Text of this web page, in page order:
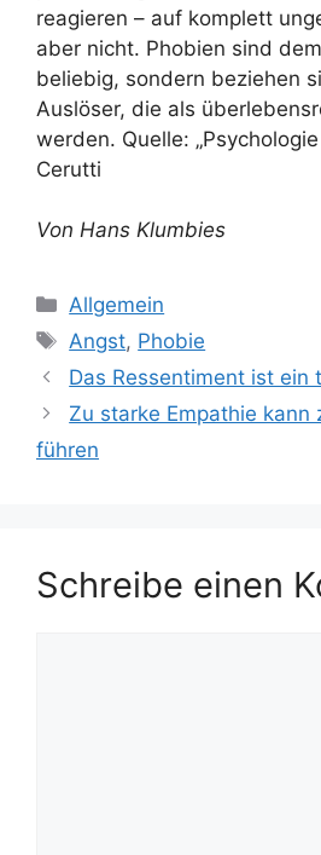
reagieren – auf komplett
aber nicht. Phobien sind
beliebig, sondern beziehen
Auslöser, die als
werden. Quelle:
Cerutti
Von Hans Klumbies
Kategorien
Allgemein
Schlagwörter
Angst, Phobie
Das Ressentiment ist ein
Zu starke Empathie kann
führen
Schreibe einen